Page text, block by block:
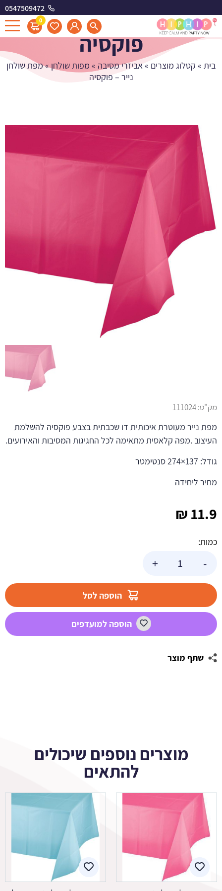
0547509472
0
מפת שולחן נייר -
פוקסיה
בית » קטלוג מוצרים »אביזרי מסיבה » מפות שולחן»מפת שולחן
נייר – פוקסיה
11.9
₪
כמות:
-
-
+
הוספה לסל
הוספה למועדפים
שתף מוצר
מק"ט:111024
מפת נייר מעוטרת איכותית דו שכבתית בצבע פוקסיה להשלמת
העיצוב .מפה קלאסית מתאימה לכל החגיגות המסיבות והאירועים.
גודל: 137×274 סנטימטר
מחיר ליחידה
מוצרים נוספים שיכולים
להתאים